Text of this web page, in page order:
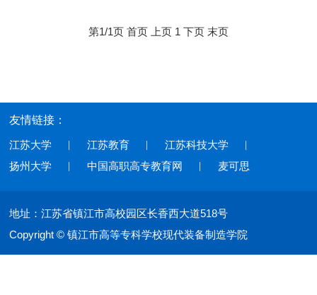
第1/1页 首页 上页 1 下页 末页
友情链接：
江苏大学 江苏教育
江苏科技大学
扬州大学
中国高职高专教育网 麦可思
地址：江苏省镇江市高校园区长香西大道518号
Copyright © 镇江市高等专科学校现代装备制造学院